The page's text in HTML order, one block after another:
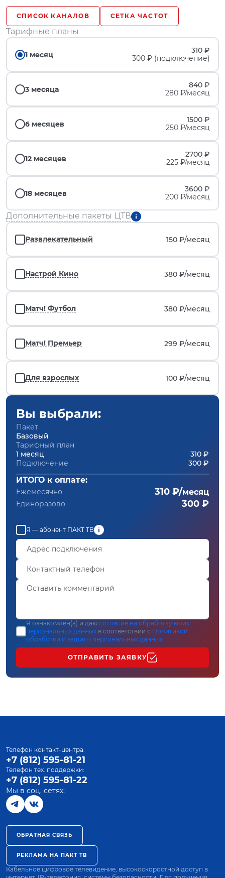
СПИСОК КАНАЛОВ СЕТКА ЧАСТОТ
Тарифные планы
1 месяц
310 ₽
300 ₽ (подключение)
3 месяца
840 ₽
280 ₽/месяц
6 месяцев
1500 ₽
250 ₽/месяц
12 месяцев
2700 ₽
225 ₽/месяц
18 месяцев
3600 ₽
200 ₽/месяц
Дополнительные пакеты ЦТВ
Развлекательный 150 ₽/месяц
Настрой Кино 380 ₽/месяц
Матч! Футбол 380 ₽/месяц
Матч! Премьер 299 ₽/месяц
Для взрослых 100 ₽/месяц
Вы выбрали:
Пакет
Базовый
Тарифный план
1 месяц
310 ₽
Подключение
300 ₽
ИТОГО к оплате:
Ежемесячно 310 ₽/месяц
Единоразово 300 ₽
Я — абонент ПАКТ ТВ
Я ознакомлен(а) и даю согласие на обработку моих
персональных данных в соответствии с Политикой
обработки и защиты персональных данных
ОТПРАВИТЬ ЗАЯВКУ
Телефон контакт-центра:
+7 (812) 595-81-21
Телефон тех. поддержки:
+7 (812) 595-81-22
Мы в соц. сетях:
ОБРАТНАЯ СВЯЗЬ
РЕКЛАМА НА ПАКТ ТВ
Кабельное цифровое телевидение, высокоскоростной доступ в